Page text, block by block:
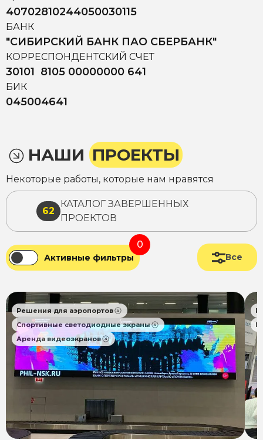
40702810244050030115
БАНК
"СИБИРСКИЙ БАНК ПАО СБЕРБАНК"
КОРРЕСПОНДЕНТСКИЙ СЧЕТ
30101 8105 00000000 641
БИК
045004641
НАШИ ПРОЕКТЫ
Некоторые работы, которые нам нравятся
62
КАТАЛОГ ЗАВЕРШЕННЫХ
ПРОЕКТОВ
Активные фильтры
0
Все
Решения для аэропортов
Спортивные светодиодные экраны
Аренда видеоэкранов